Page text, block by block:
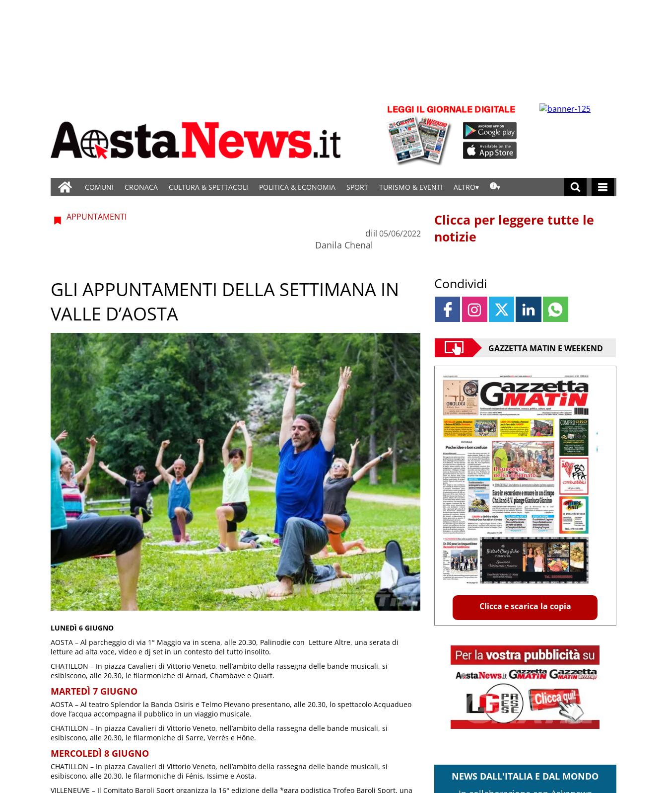
COMUNI CRONACA CULTURA & SPETTACOLI POLITICA & ECONOMIA SPORT TURISMO & EVENTI ALTRO
APPUNTAMENTI
di
Danila Chenal
il 05/06/2022
GLI APPUNTAMENTI DELLA SETTIMANA IN
VALLE D’AOSTA
LUNEDÌ 6 GIUGNO
AOSTA – Al parcheggio di via 1° Maggio va in scena, alle 20.30, Palinodie con Letture Altre, una serata di
letture ad alta voce, video e dj set in un contesto del tutto insolito.
CHATILLON – In piazza Cavalieri di Vittorio Veneto, nell’ambito della rassegna delle bande musicali, si
esibiscono, alle 20.30, le filarmoniche di Arnad, Chambave e Quart.
MARTEDÌ 7 GIUGNO
AOSTA – Al teatro Splendor la Banda Osiris e Telmo Pievano presentano, alle 20.30, lo spettacolo Acquadueo
dove l’acqua accompagna il pubblico in un viaggio musicale.
CHATILLON – In piazza Cavalieri di Vittorio Veneto, nell’ambito della rassegna delle bande musicali, si
esibiscono, alle 20.30, le filarmoniche di Sarre, Verrès e Hône.
MERCOLEDÌ 8 GIUGNO
CHATILLON – In piazza Cavalieri di Vittorio Veneto, nell’ambito della rassegna delle bande musicali, si
esibiscono, alle 20.30, le filarmoniche di Fénis, Issime e Aosta.
VILLENEUVE – Il Comitato Baroli Sport organizza la 16° edizione della *gara podistica Trofeo Baroli Sport, una
Clicca per leggere tutte le
notizie
Condividi
GAZZETTA MATIN E WEEKEND
Clicca e scarica la copia
NEWS DALL'ITALIA E DAL MONDO